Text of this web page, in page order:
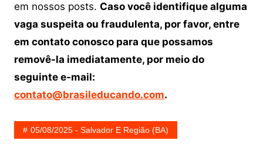
em nossos posts. Caso você identifique alguma
vaga suspeita ou fraudulenta, por favor, entre
em contato conosco para que possamos
removê-la imediatamente, por meio do
seguinte e-mail:
contato@brasileducando.com.
05/08/2025 - Salvador E Região (BA)